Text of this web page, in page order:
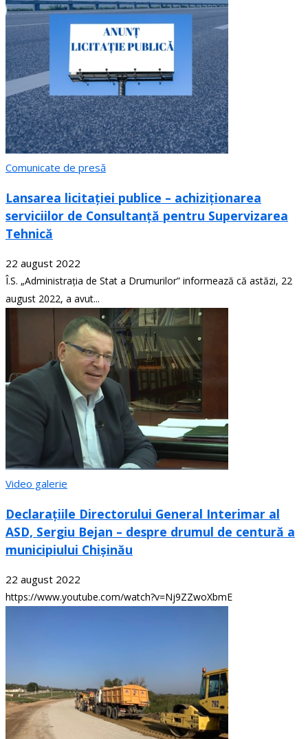
Comunicate de presă
Lansarea licitației publice – achiziționarea
serviciilor de Consultanță pentru Supervizarea
Tehnică
22 august 2022
Î.S. „Administrația de Stat a Drumurilor” informează că astăzi, 22
august 2022, a avut...
Video galerie
Declarațiile Directorului General Interimar al
ASD, Sergiu Bejan – despre drumul de centură a
municipiului Chișinău
22 august 2022
https://www.youtube.com/watch?v=Nj9ZZwoXbmE